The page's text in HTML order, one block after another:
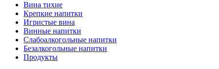
Вина тихие
Крепкие напитки
Игристые вина
Винные напитки
Слабоалкогольные напитки
Безалкогольные напитки
Продукты